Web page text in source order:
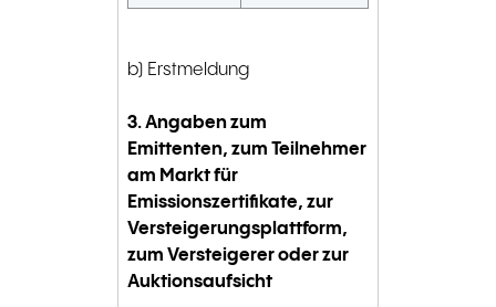
b) Erstmeldung
3. Angaben zum
Emittenten, zum Teilnehmer
am Markt für
Emissionszertifikate, zur
Versteigerungsplattform,
zum Versteigerer oder zur
Auktionsaufsicht